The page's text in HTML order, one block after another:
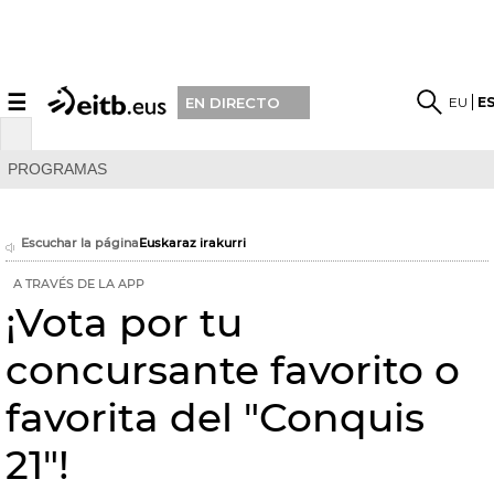
☰ EN DIRECTO EU
PROGRAMAS
Escuchar la páginaEuskaraz irakurri
A TRAVÉS DE LA APP
¡Vota por tu
concursante favorito o
favorita del "Conquis
21"!